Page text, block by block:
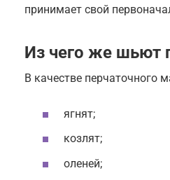
принимает свой
Из чего же шьют
В качестве перчаточного
ягнят;
козлят;
оленей;